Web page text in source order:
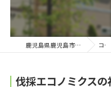
鹿児島県鹿児島市の伐採なら竹内林業合同会社 コラム
伐採エコノミクス